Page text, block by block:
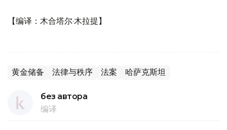
【编译：木合塔尔·木拉提】
黄金储备 法律与秩序 法案 哈萨克斯坦
без автора
编译